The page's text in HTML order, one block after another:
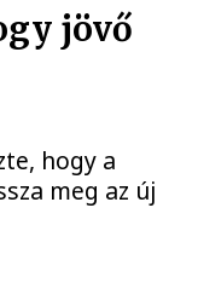
jövő
hogy a
meg az új